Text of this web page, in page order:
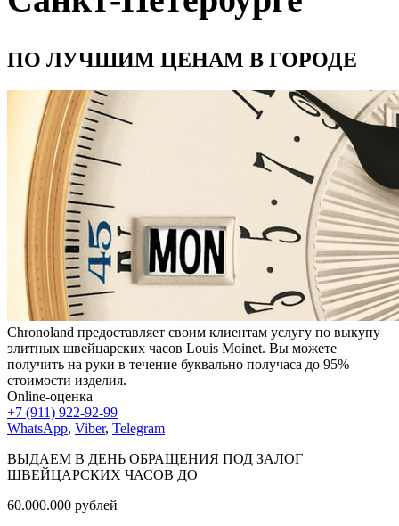
ПО ЛУЧШИМ ЦЕНАМ В ГОРОДЕ
Chronoland предоставляет своим клиентам услугу по выкупу
элитных швейцарских часов Louis Moinet. Вы можете
получить на руки в течение буквально получаса до 95%
стоимости изделия.
Online-оценка
+7 (911) 922-92-99
WhatsApp, Viber, Telegram
ВЫДАЕМ В ДЕНЬ ОБРАЩЕНИЯ ПОД ЗАЛОГ
ШВЕЙЦАРСКИХ ЧАСОВ ДО
60.000.000 рублей